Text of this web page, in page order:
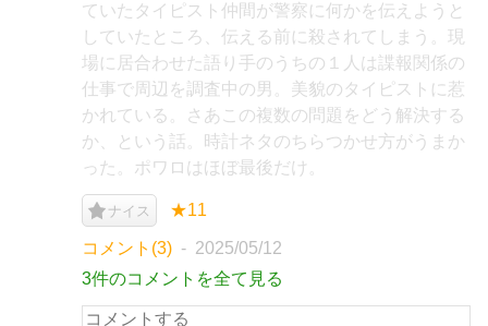
ていたタイピスト仲間が警察に何かを伝えようと
していたところ、伝える前に殺されてしまう。現
場に居合わせた語り手のうちの１人は諜報関係の
仕事で周辺を調査中の男。美貌のタイピストに惹
かれている。さあこの複数の問題をどう解決する
か、という話。時計ネタのちらつかせ方がうまか
った。ポワロはほぼ最後だけ。
ナイス ★11
コメント(3)
2025/05/12
3件のコメントを全て見る